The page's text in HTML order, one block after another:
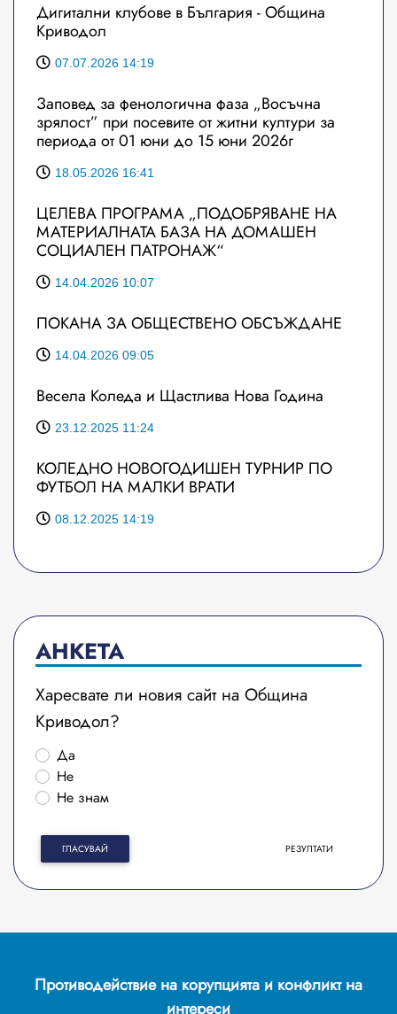
Дигитални клубове в България - Община
Криводол
07.07.2026 14:19
Заповед за фенологична фаза „Восъчна
зрялост” при посевите от житни култури за
периода от 01 юни до 15 юни 2026г
18.05.2026 16:41
ЦЕЛЕВА ПРОГРАМА „ПОДОБРЯВАНЕ НА
МАТЕРИАЛНАТА БАЗА НА ДОМАШЕН
СОЦИАЛЕН ПАТРОНАЖ“
14.04.2026 10:07
ПОКАНА ЗА ОБЩЕСТВЕНО ОБСЪЖДАНЕ
14.04.2026 09:05
Весела Коледа и Щастлива Нова Година
23.12.2025 11:24
КОЛЕДНО НОВОГОДИШЕН ТУРНИР ПО
ФУТБОЛ НА МАЛКИ ВРАТИ
08.12.2025 14:19
АНКЕТА
Харесвате ли новия сайт на Община
Криводол?
Да
Не
Не знам
ГЛАСУВАЙ РЕЗУЛТАТИ
Противодействие на корупцията и конфликт на
интереси